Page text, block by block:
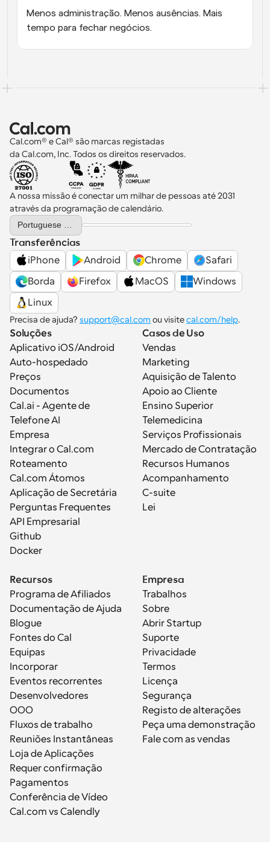
Menos administração. Menos ausências. Mais
tempo para fechar negócios.
Cal.com® e Cal® são marcas registadas
da Cal.com, Inc. Todos os direitos reservados.
A nossa missão é conectar um milhar de pessoas até 2031
através da programação de calendário.
Select Language
Portuguese (Portugal)
Transferências
iPhone
Android Chrome
Safari
Borda
Firefox MacOS
Windows
Linux
Precisa de ajuda? support@cal.com ou visite cal.com/help.
Soluções
Aplicativo iOS/Android
Auto-hospedado
Preços
Documentos
Cal.ai - Agente de
Telefone AI
Empresa
Integrar o Cal.com
Roteamento
Cal.com Átomos
Aplicação de Secretária
Perguntas Frequentes
API Empresarial
Github
Docker
Casos de Uso
Vendas
Marketing
Aquisição de Talento
Apoio ao Cliente
Ensino Superior
Telemedicina
Serviços Profissionais
Mercado de Contratação
Recursos Humanos
Acompanhamento
C-suite
Lei
Recursos
Programa de Afiliados
Documentação de Ajuda
Blogue
Fontes do Cal
Equipas
Incorporar
Eventos recorrentes
Desenvolvedores
OOO
Fluxos de trabalho
Reuniões Instantâneas
Loja de Aplicações
Requer confirmação
Pagamentos
Conferência de Vídeo
Cal.com vs Calendly
Empresa
Trabalhos
Sobre
Abrir Startup
Suporte
Privacidade
Termos
Licença
Segurança
Registo de alterações
Peça uma demonstração
Fale com as vendas